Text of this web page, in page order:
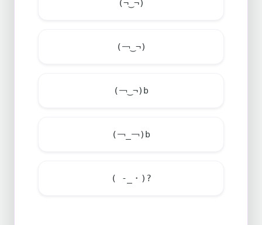
(¬‿¬)
(￢‿¬)
(￢‿¬)b
(￢_￢)b
( -_・)?